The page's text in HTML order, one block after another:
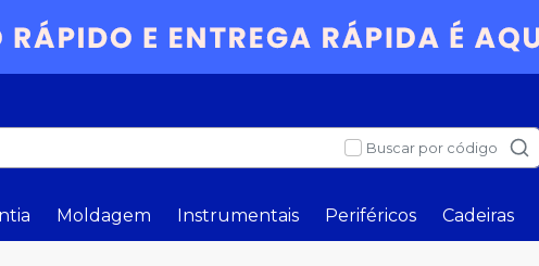
Buscar por código
Moldagem Instrumentais Periféricos Cadeiras